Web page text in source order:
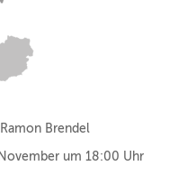
Brendel
um 18:00 Uhr